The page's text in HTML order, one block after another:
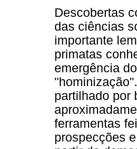
Descobertas
das ciências
importante
primatas
emergência
partilhado por
ferramentas
prospecções